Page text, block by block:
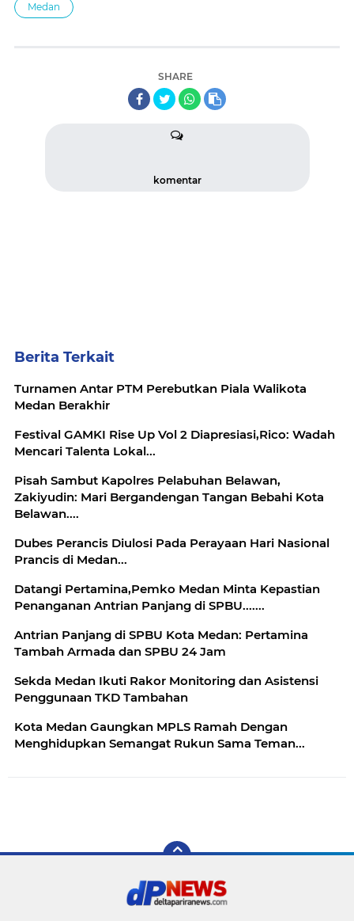
Medan
SHARE
komentar
Berita Terkait
Turnamen Antar PTM Perebutkan Piala Walikota
Medan Berakhir
Festival GAMKI Rise Up Vol 2 Diapresiasi,Rico: Wadah
Mencari Talenta Lokal...
Pisah Sambut Kapolres Pelabuhan Belawan,
Zakiyudin: Mari Bergandengan Tangan Bebahi Kota
Belawan....
Dubes Perancis Diulosi Pada Perayaan Hari Nasional
Prancis di Medan...
Datangi Pertamina,Pemko Medan Minta Kepastian
Penanganan Antrian Panjang di SPBU.......
Antrian Panjang di SPBU Kota Medan: Pertamina
Tambah Armada dan SPBU 24 Jam
Sekda Medan Ikuti Rakor Monitoring dan Asistensi
Penggunaan TKD Tambahan
Kota Medan Gaungkan MPLS Ramah Dengan
Menghidupkan Semangat Rukun Sama Teman...